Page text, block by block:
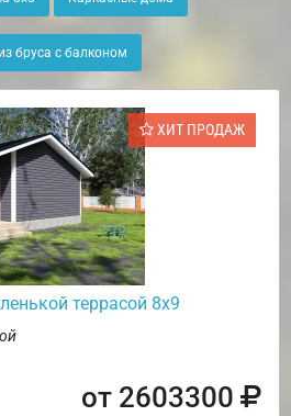
бруса с балконом
ХИТ ПРОДАЖ
террасой 8х9
от 2603300